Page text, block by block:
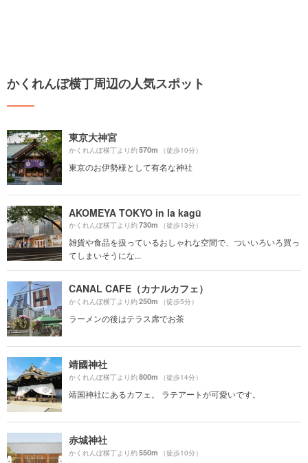
かくれんぼ横丁周辺の人気スポット
東京大神宮
かくれんぼ横丁より約570m （徒歩10分）
東京のお伊勢様として有名な神社
AKOMEYA TOKYO in la kagū
かくれんぼ横丁より約730m （徒歩13分）
雑貨や食品を扱っているおしゃれな空間で、ついいろいろ買っ
てしまいそうにな...
CANAL CAFE（カナルカフェ）
かくれんぼ横丁より約250m （徒歩5分）
ラーメンの後はテラス席でお茶
靖國神社
かくれんぼ横丁より約800m （徒歩14分）
靖国神社にあるカフェ。 ラテアートが可愛いです。
赤城神社
かくれんぼ横丁より約550m （徒歩10分）